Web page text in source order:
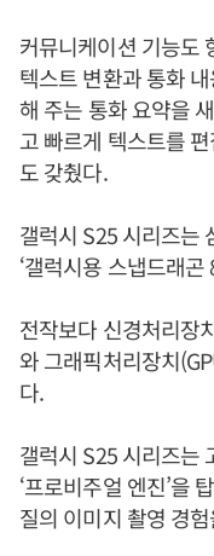
커뮤니케이션 기능도
텍스트 변환과 통화
해 주는 통화 요약을
고 빠르게 텍스트를
도 갖췄다.
갤럭시 S25 시리즈는
‘갤럭시용 스냅드래곤
전작보다 신경처리장
와 그래픽처리장치
다.
갤럭시 S25 시리즈는
‘프로비주얼 엔진’을
질의 이미지 촬영 경